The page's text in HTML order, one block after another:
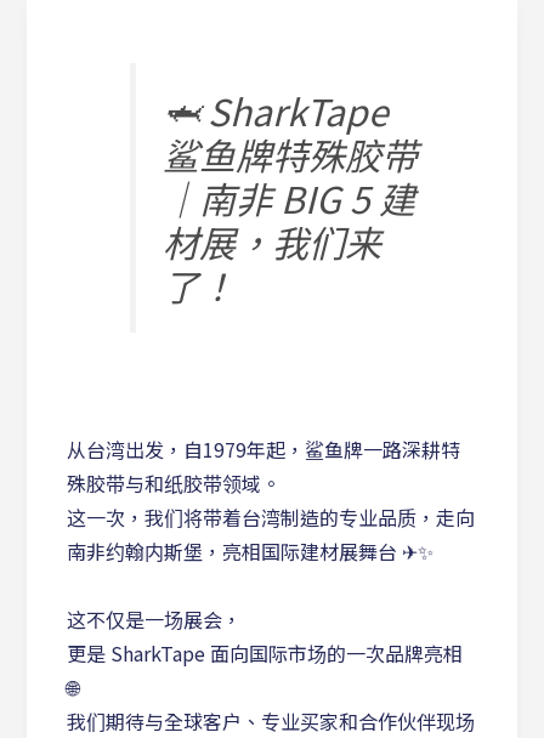
🦈 SharkTape
鲨鱼牌特殊胶带
｜南非 BIG 5 建
材展，我们来
了！
从台湾出发，自1979年起，鲨鱼牌一路深耕特
殊胶带与和纸胶带领域。
这一次，我们将带着台湾制造的专业品质，走向
南非约翰内斯堡，亮相国际建材展舞台 ✈✨
这不仅是一场展会，
更是 SharkTape 面向国际市场的一次品牌亮相
🌐
我们期待与全球客户、专业买家和合作伙伴现场